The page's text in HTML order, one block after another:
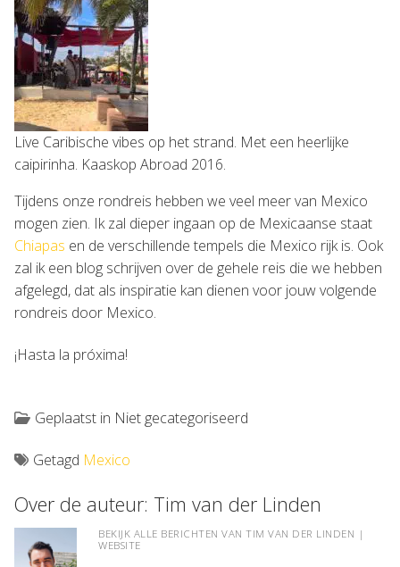
Live Caribische vibes op het strand. Met een heerlijke
caipirinha. Kaaskop Abroad 2016.
Tijdens onze rondreis hebben we veel meer van Mexico
mogen zien. Ik zal dieper ingaan op de Mexicaanse staat
Chiapas en de verschillende tempels die Mexico rijk is. Ook
zal ik een blog schrijven over de gehele reis die we hebben
afgelegd, dat als inspiratie kan dienen voor jouw volgende
rondreis door Mexico.
¡Hasta la próxima!
Geplaatst in Niet gecategoriseerd
Getagd Mexico
Over de auteur: Tim van der Linden
BEKIJK ALLE BERICHTEN VAN TIM VAN DER LINDEN |
WEBSITE